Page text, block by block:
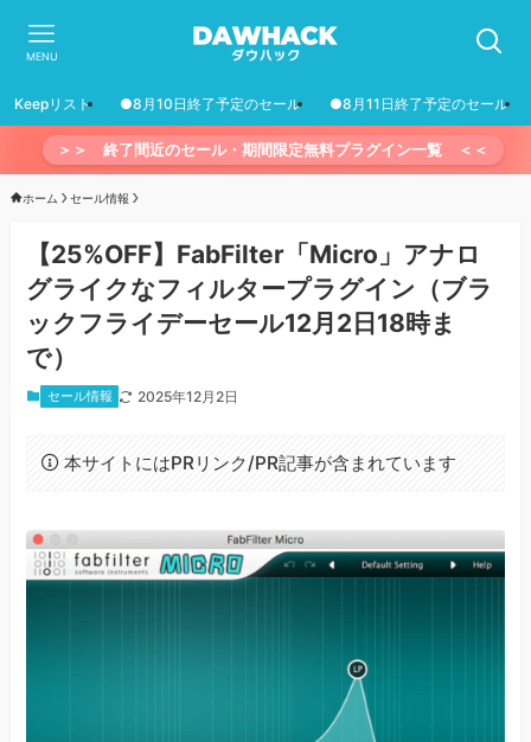
MENU
Keepリスト ●8月10日終了予定のセール ●8月11日終了予定のセール
＞＞ 終了間近のセール・期間限定無料プラグイン一覧 ＜＜
ホーム セール情報
【25%OFF】FabFilter「Micro」アナロ
グライクなフィルタープラグイン（ブラ
ックフライデーセール12月2日18時ま
で）
セール情報 2025年12月2日
本サイトにはPRリンク/PR記事が含まれています